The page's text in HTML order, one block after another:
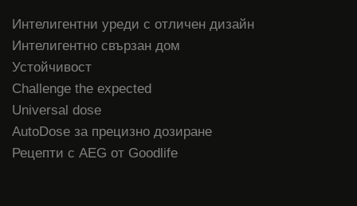
Интелигентни уреди с отличен дизайн
Интелигентно свързан дом
Устойчивост
Challenge the expected
Universal dose
AutoDose за прецизно дозиране
Рецепти с AEG от Goodlife